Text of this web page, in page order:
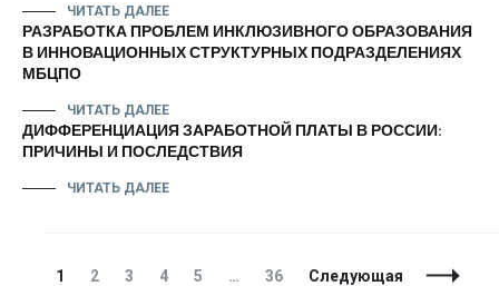
ЧИТАТЬ ДАЛЕЕ
РАЗРАБОТКА ПРОБЛЕМ ИНКЛЮЗИВНОГО ОБРАЗОВАНИЯ
В ИННОВАЦИОННЫХ СТРУКТУРНЫХ ПОДРАЗДЕЛЕНИЯХ
МБЦПО
ЧИТАТЬ ДАЛЕЕ
ДИФФЕРЕНЦИАЦИЯ ЗАРАБОТНОЙ ПЛАТЫ В РОССИИ:
ПРИЧИНЫ И ПОСЛЕДСТВИЯ
ЧИТАТЬ ДАЛЕЕ
Навигация
Страница
1 Страница
2 Страница
3 Страница
4 Страница
5 … Страница
36 Следующая